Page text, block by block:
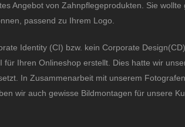
Angebot von Zahnpflegeprodukten. Sie
passend zu Ihrem Logo.
Identity (CI) bzw. kein Corporate
für Ihren Onlineshop erstellt. Dies hatte wir
In Zusammenarbeit mit unserem
wir auch gewisse Bildmontagen für unsere